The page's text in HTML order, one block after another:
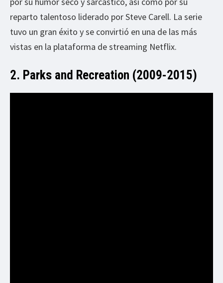
reparto talentoso liderado por Steve Carell. La serie
tuvo un gran éxito y se convirtió en una de las más
vistas en la plataforma de streaming Netflix.
2. Parks and Recreation (2009-2015)